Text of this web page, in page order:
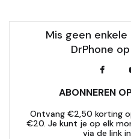
Mis geen
DrPhone
ABONNEREN
Ontvang €2,50 korting
€20. Je kunt je op elk
via de link